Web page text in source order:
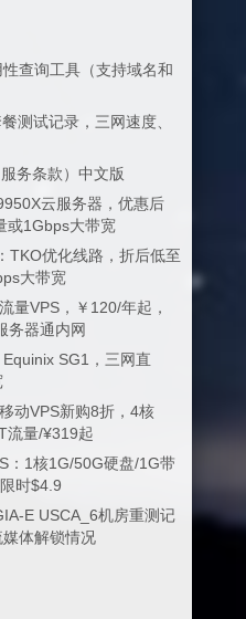
查询工具（支持域名和
测试记录，三网速度、
务条款）中文版
云服务器，优惠后
或1Gbps大带宽
TKO优化线路，折后低至
大带宽
量VPS，￥120/年起，
务器通内网
SG1，三网直
动VPS新购8折，4核
流量/¥319起
：1核1G/50G硬盘/1G带
时$4.9
E USCA_6机房重测记
体解锁情况